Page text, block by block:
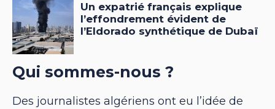
Qui sommes-nous ?
Des journalistes algériens ont eu l’idée de